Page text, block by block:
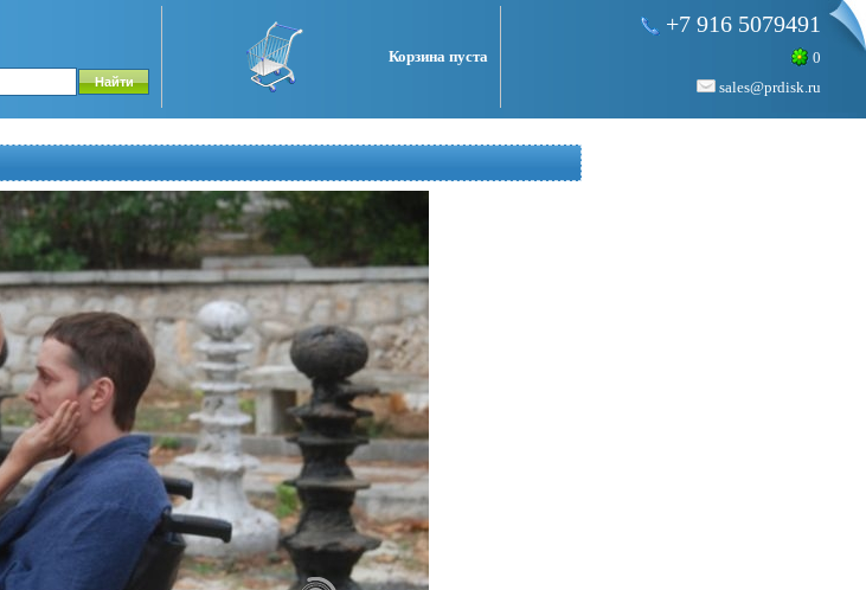
Корзина пуста
+7 916 5079491
0
sales@prdisk.ru